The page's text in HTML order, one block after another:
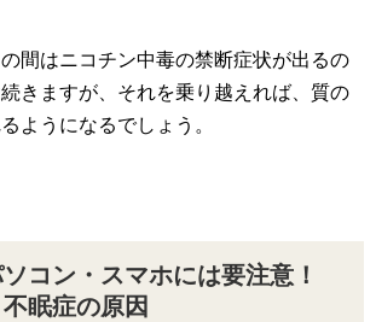
間はニコチン中毒の禁断症状が出るの
きますが、それを乗り越えれば、質の
ようになるでしょう。
コン・スマホには要注意！
眠症の原因